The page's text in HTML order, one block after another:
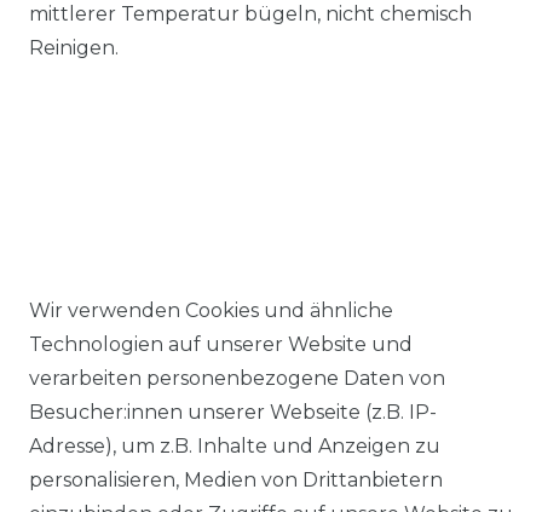
mittlerer Temperatur bügeln, nicht chemisch
Reinigen.
Ähnlicher Artikel
Casa Moda - Comfort Fit -
Bügelfreies Herren Business
langarm Hemd verschiedene
Wir verwenden Cookies und ähnliche
Technologien auf unserer Website und
verarbeiten personenbezogene Daten von
Besucher:innen unserer Webseite (z.B. IP-
Adresse), um z.B. Inhalte und Anzeigen zu
personalisieren, Medien von Drittanbietern